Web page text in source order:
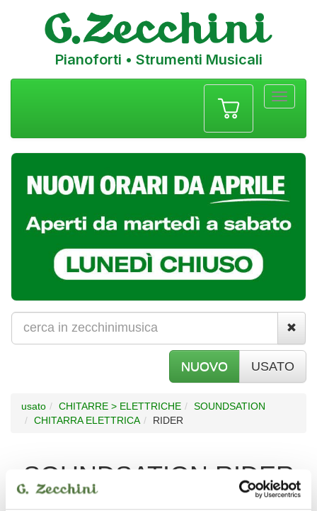
Pianoforti • Strumenti Musicali
NUOVO USATO
usato CHITARRE > ELETTRICHE
SOUNDSATION
CHITARRA ELETTRICA
RIDER
SOUNDSATION RIDER